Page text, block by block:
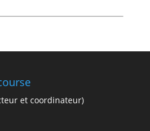
et coordinateur)